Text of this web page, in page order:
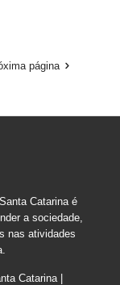
página
Catarina é
a sociedade,
nas atividades
Catarina |